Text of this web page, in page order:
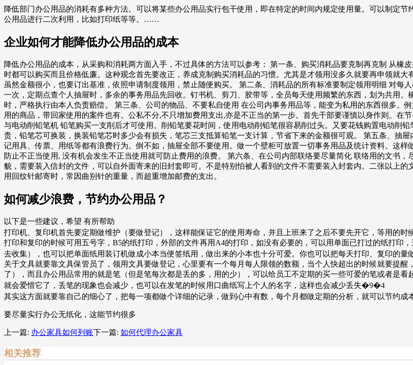
降低部门办公用品的消耗有多种方法。可以将某些办公用品实行包干使用，即在特定的时间内规定使用量。可以制定
公用品进行二次利用，比如打印纸等等。……
企业如何才能降低办公用品的成本
降低办公用品的成本，从采购和消耗两方面入手，不过具体的方法可以参考： 第一条、购买消耗品要克制再克制 从橡
时都可以购买而且价格低廉。这种观念首先要改正，养成克制购买消耗品的习惯。尤其是才领用没多久就要再申领就大
虽然金额很小，也要订出基准，依照申请制度领用，禁止随便购买。 第二条、消耗品的所有标准要制定领用明细 对每
一次，定期点查个人抽屉时，多余的事务用品先回收。钉书机、剪刀、胶带等，全员每天使用频繁的东西，划为共用
时，严格执行由本人负责赔偿。 第三条、公司的物品、不要私自使用 在公司内事务用品等，能变为私用的东西很多。
用的商品，带回家使用的案件也有。公私不分,不只增加费用支出,亦是不正当的第一步。首先干部要谨慎以身作则。在
与电动削铅笔机 铅笔购买一支削后才可使用。削铅笔要花时间，使用电动削铅笔很容易削过头。又要花钱购置电动削
贵，铅笔芯可换装，换装铅笔芯时多少会有损失，笔芯三支抵算铅笔一支计算，节省下来的金额很可观。 第五条、抽
记用具、传票、用纸等都有浪费行为。倒不如，抽屉全部不要使用。做一个壁柜可放置一切事务用品及统计资料。这
防止不正当使用, 没有机会发生不正当使用就可防止费用的浪费。 第六条、在公司内部联络要尽量简化 联络用的文书
貌，需要装入信封的文件，可以自外面寄来的旧封套即可。不是特别怕被人看到的文件不需要装入封套内。二张以上的
用回纹针邮寄时，常因曲别针的重量，而超重增加邮费的支出。
如何减少浪费，节约办公用品？
以下是一些建议，希望 有所帮助
打印机、复印机首先要定期做维护（要做登记），这样能保证它的使用寿命，并且上班来了之后不要先开它，等用的
打印和复印的时候可用五号字，B5的纸打印，外部的文件再用A4的打印，如没有必要的，可以用单面已打过的纸打印
去收集），也可以把单面纸用装订机做成小本当便签纸用，做出来的小本也十分可爱。你也可以把每天打印、复印的
关于文具就要靠文具保管员了，领用文具要做登记，心里要有一个每月每人限领的数额，当个人快超出的时候就要提
了），而且办公用品常用的就是笔（但是笔每次都是丢的多，用的少），可以给员工不定期的买一些可爱的笔或者是
就会爱惜它了，丢笔的现象也会减少，也可以在发笔的时候用口曲纸写上个人的名字，这样也会减少丢失�9�4
其实这方面就要靠自己的细心了，把每一项都做个详细的记录，做到心中有数，每个月都做定期的分析，就可以节约
要尽量实行办公无纸化，这能节约很多
上一篇: 办公家具如何列账下一篇: 如何代理办公家具
相关推荐